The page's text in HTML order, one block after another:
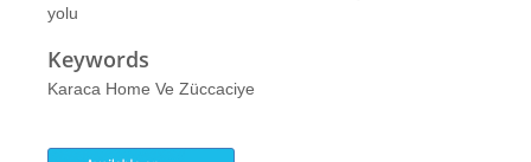
yolu
Keywords
Karaca Home Ve Züccaciye